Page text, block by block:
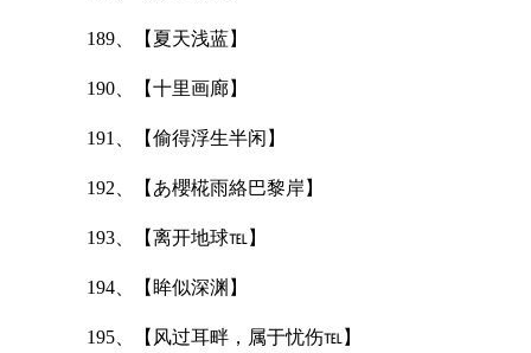
189、【夏天浅蓝】
190、【十里画廊】
191、【偷得浮生半闲】
192、【あ櫻椛雨絡巴黎岸】
193、【离开地球℡】
194、【眸似深渊】
195、【风过耳畔，属于忧伤℡】